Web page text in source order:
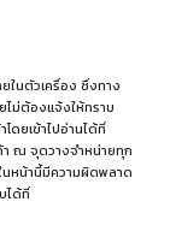
นตัวเครื่อง ซึ่งทาง
ไม่ต้องแจ้งให้ทราบ
ดยเข้าไปอ่านได้ที่
า ณ จุดวางจำหน่ายทุก
นหน้านี้มีความผิดพลาด
ได้ที่